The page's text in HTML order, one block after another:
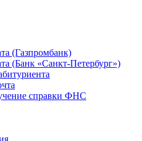
(Газпромбанк)
(Банк «Санкт-Петербург»)
справки ФНС